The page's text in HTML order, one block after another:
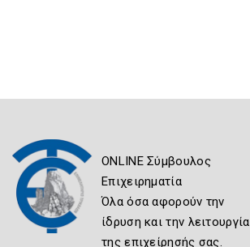
ONLINE Σύμβουλος
Επιχειρηματία
Όλα όσα αφορούν την
ίδρυση και την λειτουργία
της επιχείρησής σας.